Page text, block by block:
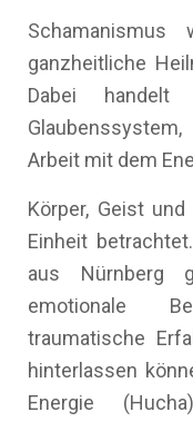
ganzheitliche
Dabei
Arbeit mit dem
Körper, Geist
Einheit
aus Nürnberg
emotionale
traumatische
hinterlassen
Energie